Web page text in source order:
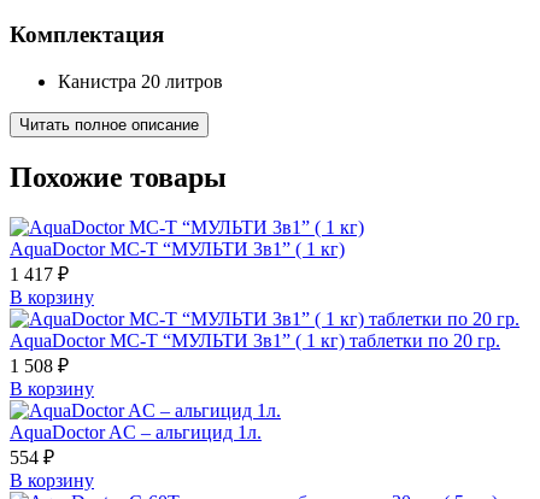
Комплектация
Канистра 20 литров
Читать полное описание
Похожие товары
AquaDoctor MC-T “МУЛЬТИ 3в1” ( 1 кг)
1 417 ₽
В корзину
AquaDoctor MC-T “МУЛЬТИ 3в1” ( 1 кг) таблетки по 20 гр.
1 508 ₽
В корзину
AquaDoctor AC – альгицид 1л.
554 ₽
В корзину